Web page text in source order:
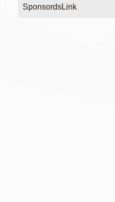
SponsordsLink